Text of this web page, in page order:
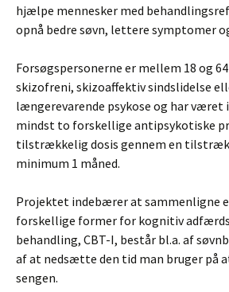
hjælpe mennesker med
opnå bedre søvn, lettere symptomer
Forsøgspersonerne er mellem 18 og
skizofreni, skizoaffektiv sindslidelse
længerevarende psykose og har været
mindst to forskellige antipsykotiske
tilstrækkelig dosis gennem en
minimum 1 måned.
Projektet indebærer at sammenligne
forskellige former for kognitiv
behandling, CBT-I, består bl.a. af
af at nedsætte den tid man bruger på
sengen.